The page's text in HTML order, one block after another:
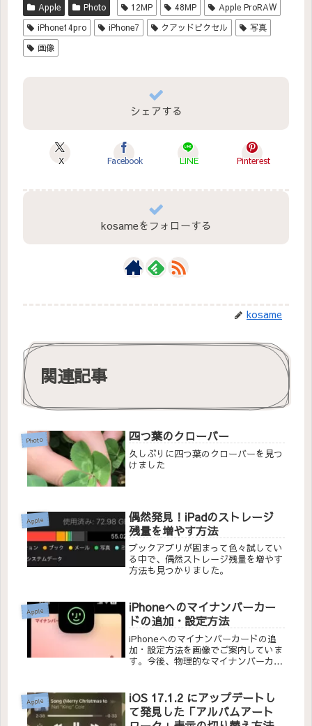
Apple Photo 12MP 48MP
Apple ProRAW
iPhone14pro
iPhone7 クアッドピクセル
写真
画像
シェアする
X Facebook LINE Pinterest
kosameをフォローする
kosame
関連記事
Photo 四つ葉のクローバー
久しぶりに四つ葉のクローバーを見つ
けました
Apple
偶然発見！iPadのストレージ
残量を増やす方法
ブックアプリが固まって色々試してい
る中で、偶然ストレージ残量を増やす
方法も見つかりました。
Apple
iPhoneへのマイナンバーカー
ドの追加・設定方法
iPhoneへのマイナンバーカードの追
加・設定方法を画像でご案内していま
す。今後、物理的なマイナンバーカー
インの行政サービスを受けることがで
きます。
Apple
iOS 17.1.2 にアップデートし
て発見した「アルバムアート